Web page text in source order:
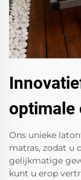
optimale
Ons unieke
matras, zodat u
gelijkmatige
kunt u erop